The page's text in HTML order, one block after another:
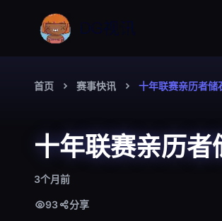
首页 赛事快讯 十年联赛亲历者储
十年联赛亲历
3个月前
93 分享